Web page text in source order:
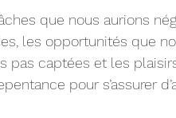
que nous aurions
les opportunités que
pas captées et les
pour s’assurer